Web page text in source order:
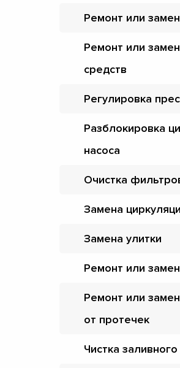
Ремонт или
Ремонт или
средств
Регулировка
Разблокировка
насоса
Очистка
Замена
Замена улитки
Ремонт или
Ремонт или
от протечек
Чистка